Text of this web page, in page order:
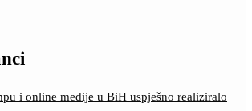
i online medije u BiH uspješno realiziralo